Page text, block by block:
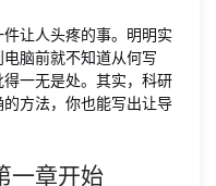
让人头疼的事。明明实
脑前就不知道从何写
一无是处。其实，科研
方法，你也能写出让导
一章开始